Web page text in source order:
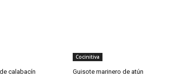
calabacín
Cocinitiva
Guisote marinero de atún